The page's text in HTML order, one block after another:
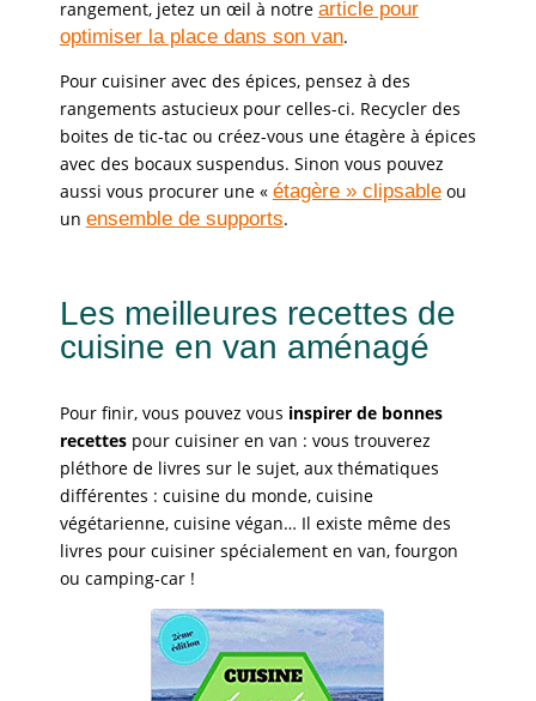
rangement, jetez un œil à notre article pour
optimiser la place dans son van.
Pour cuisiner avec des épices, pensez à des
rangements astucieux pour celles-ci. Recycler des
boites de tic-tac ou créez-vous une étagère à épices
avec des bocaux suspendus. Sinon vous pouvez
aussi vous procurer une « étagère » clipsableou
un ensemble de supports.
Les meilleures recettes de
cuisine en van aménagé
Pour finir, vous pouvez vous inspirer de bonnes
recettespour cuisiner en van : vous trouverez
pléthore de livres sur le sujet, aux thématiques
différentes : cuisine du monde, cuisine
végétarienne, cuisine végan… Il existe même des
livres pour cuisiner spécialement en van, fourgon
ou camping-car !